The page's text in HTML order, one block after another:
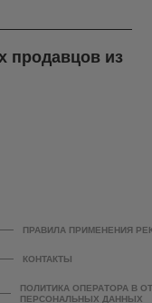
продавцов из
ПРАВИЛА ПРИМЕНЕНИЯ
КОНТАКТЫ
ПОЛИТИКА ОПЕРАТОРА В
ПЕРСОНАЛЬНЫХ ДАННЫХ